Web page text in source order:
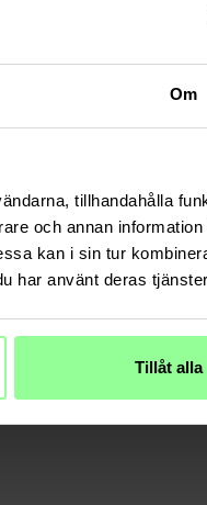
Om
tillhandahålla
och annan information
kan i sin tur
har använt deras
Tillåt alla